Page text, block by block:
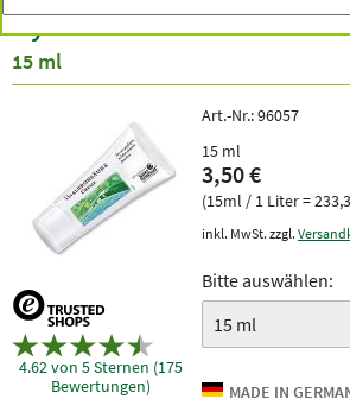
Hyaluronsäure-Creme
15 ml
4.62 von 5 Sternen (175
Bewertungen)
Art.-Nr.:96057
15 ml
3,50 €
(15ml / 1 Liter =
inkl. MwSt. zzgl.
Bitte auswählen: